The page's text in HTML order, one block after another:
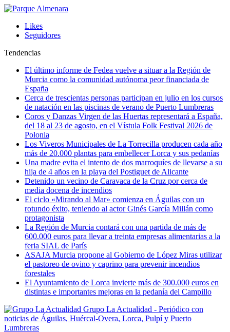
Likes
Seguidores
Tendencias
El último informe de Fedea vuelve a situar a la Región de
Murcia como la comunidad autónoma peor financiada de
España
Cerca de trescientas personas participan en julio en los cursos
de natación en las piscinas de verano de Puerto Lumbreras
Coros y Danzas Virgen de las Huertas representará a España,
del 18 al 23 de agosto, en el Vístula Folk Festival 2026 de
Polonia
Los Viveros Municipales de La Torrecilla producen cada año
más de 20.000 plantas para embellecer Lorca y sus pedanías
Una madre evita el intento de dos marroquíes de llevarse a su
hija de 4 años en la playa del Postiguet de Alicante
Detenido un vecino de Caravaca de la Cruz por cerca de
media docena de incendios
El ciclo «Mirando al Mar» comienza en Águilas con un
rotundo éxito, teniendo al actor Ginés García Millán como
protagonista
La Región de Murcia contará con una partida de más de
600.000 euros para llevar a treinta empresas alimentarias a la
feria SIAL de París
ASAJA Murcia propone al Gobierno de López Miras utilizar
el pastoreo de ovino y caprino para prevenir incendios
forestales
El Ayuntamiento de Lorca invierte más de 300.000 euros en
distintas e importantes mejoras en la pedanía del Campillo
Grupo La Actualidad - Periódico con
noticias de Águilas, Huércal-Overa, Lorca, Pulpí y Puerto
Lumbreras